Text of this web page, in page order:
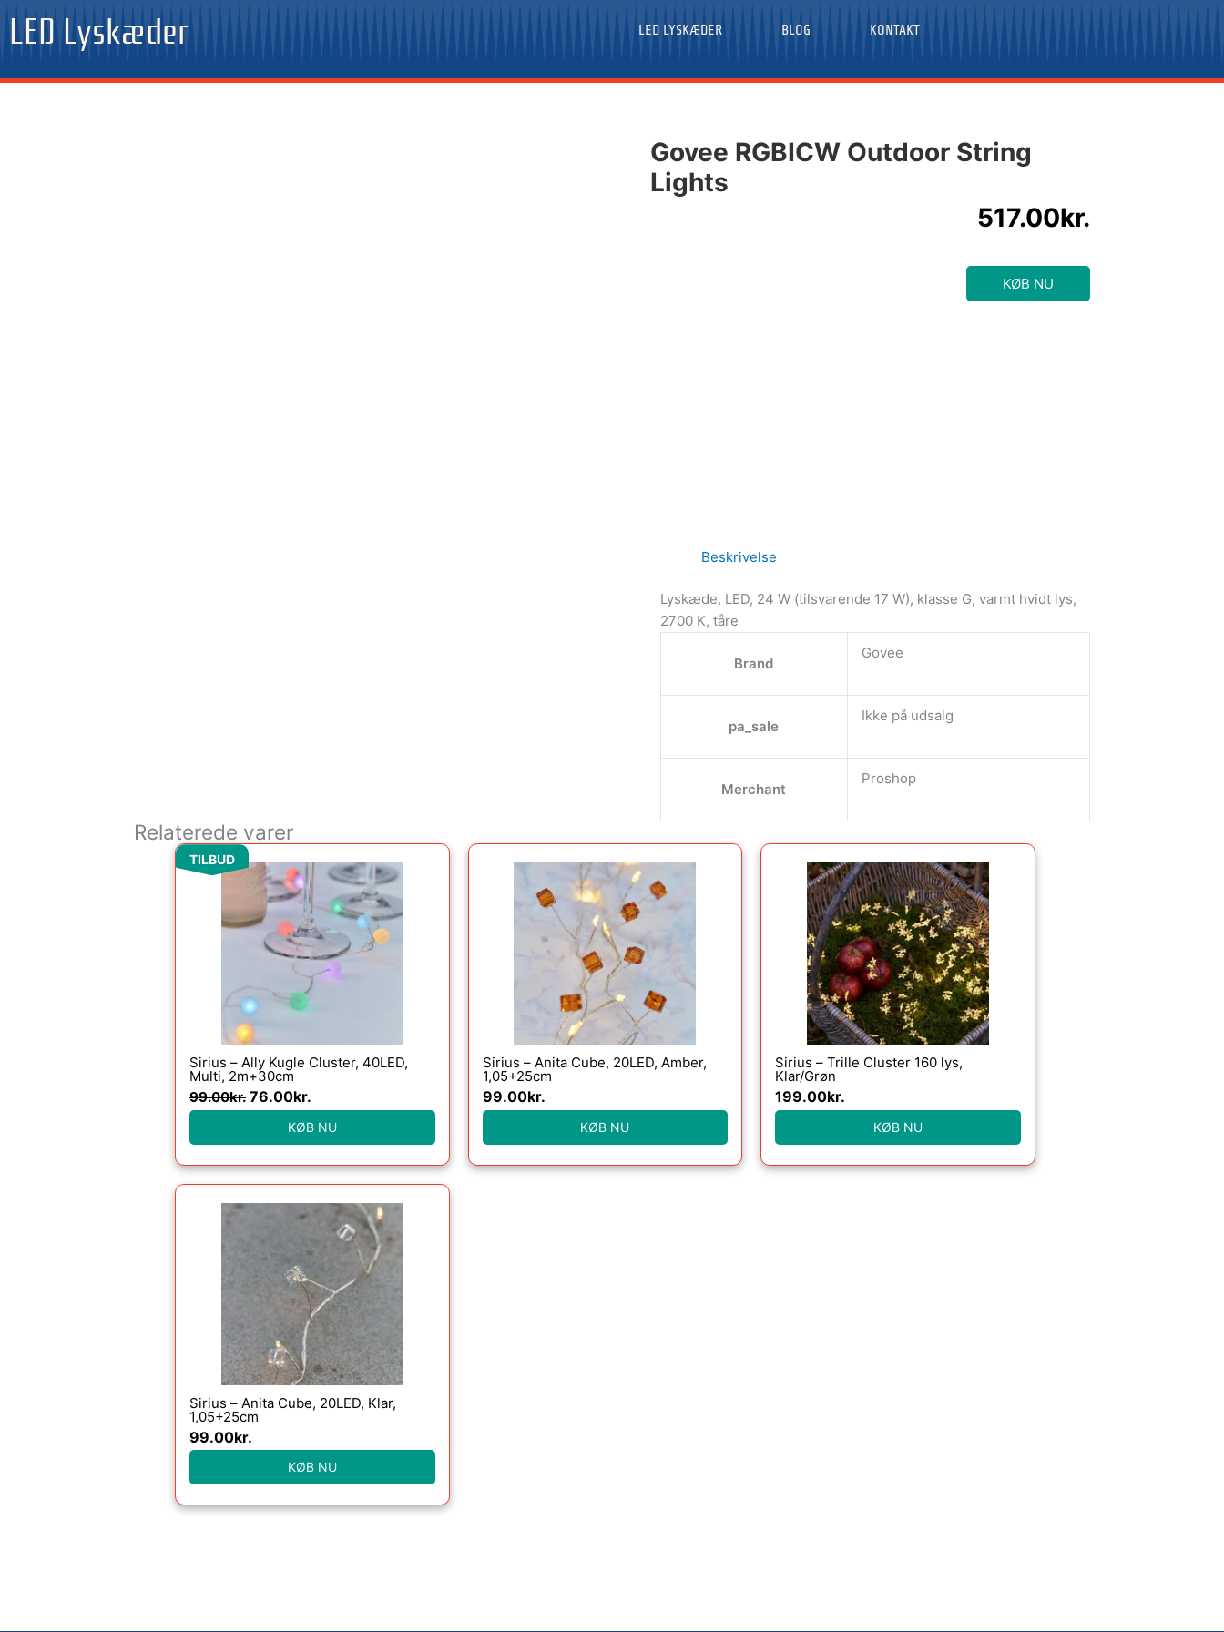
LED Lyskæder LED LYSKÆDER BLOG KONTAKT
Govee RGBICW Outdoor String
Lights
517.00kr.
KØB NU
Beskrivelse
Lyskæde, LED, 24 W (tilsvarende 17 W), klasse G, varmt hvidt lys,
2700 K, tåre
Brand
Govee
pa_sale
Ikke på udsalg
Merchant
Proshop
Relaterede varer
TILBUD
Sirius – Ally Kugle Cluster, 40LED,
Multi, 2m+30cm
99.00kr.
oprindelige
pris
var:
99.00kr..
76.00kr.
aktuelle
er:
76.00kr..
KØB NU
Sirius – Anita Cube, 20LED, Amber,
1,05+25cm
99.00kr.
KØB NU
Sirius – Trille Cluster 160 lys,
Klar/Grøn
199.00kr.
KØB NU
Sirius – Anita Cube, 20LED, Klar,
1,05+25cm
99.00kr.
KØB NU